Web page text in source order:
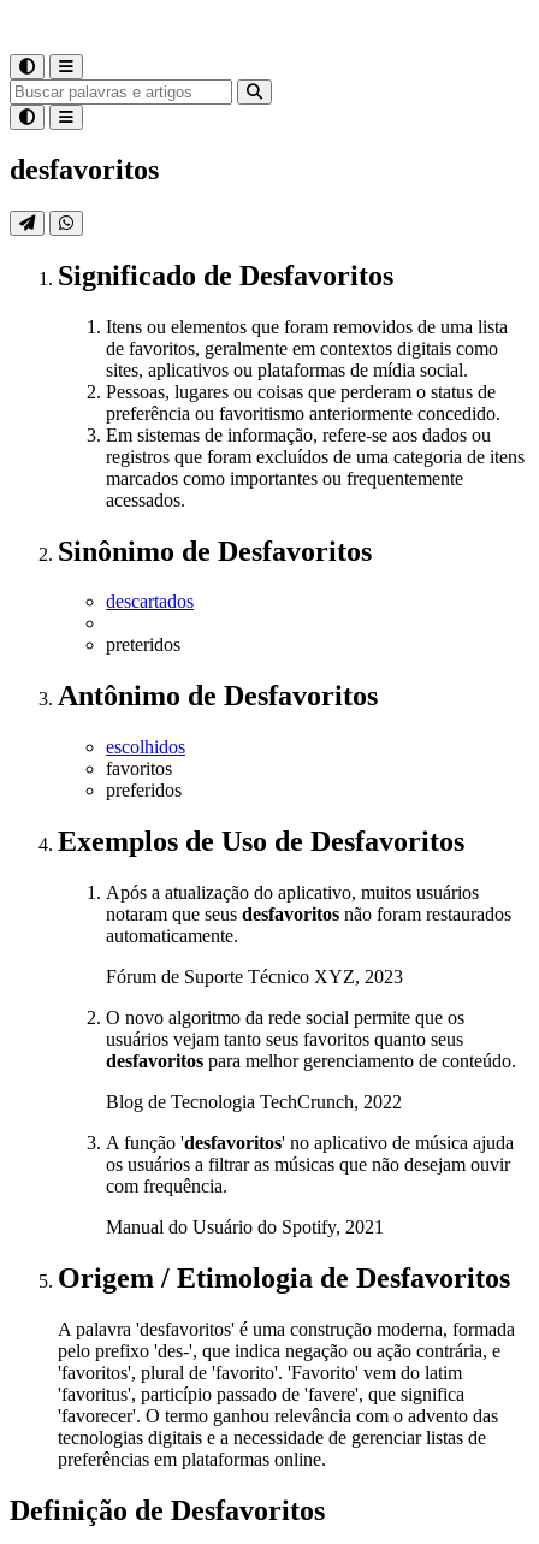
desfavoritos
Significado de Desfavoritos
Itens ou elementos que foram removidos de uma lista
de favoritos, geralmente em contextos digitais como
sites, aplicativos ou plataformas de mídia social.
Pessoas, lugares ou coisas que perderam o status de
preferência ou favoritismo anteriormente concedido.
Em sistemas de informação, refere-se aos dados ou
registros que foram excluídos de uma categoria de itens
marcados como importantes ou frequentemente
acessados.
Sinônimo de Desfavoritos
descartados
preteridos
Antônimo de Desfavoritos
escolhidos
favoritos
preferidos
Exemplos de Uso de Desfavoritos
Após a atualização do aplicativo, muitos usuários
notaram que seus desfavoritos não foram restaurados
automaticamente.
Fórum de Suporte Técnico XYZ, 2023
O novo algoritmo da rede social permite que os
usuários vejam tanto seus favoritos quanto seus
desfavoritos para melhor gerenciamento de conteúdo.
Blog de Tecnologia TechCrunch, 2022
A função 'desfavoritos' no aplicativo de música ajuda
os usuários a filtrar as músicas que não desejam ouvir
com frequência.
Manual do Usuário do Spotify, 2021
Origem / Etimologia de Desfavoritos
A palavra 'desfavoritos' é uma construção moderna, formada
pelo prefixo 'des-', que indica negação ou ação contrária, e
'favoritos', plural de 'favorito'. 'Favorito' vem do latim
'favoritus', particípio passado de 'favere', que significa
'favorecer'. O termo ganhou relevância com o advento das
tecnologias digitais e a necessidade de gerenciar listas de
preferências em plataformas online.
Definição de Desfavoritos